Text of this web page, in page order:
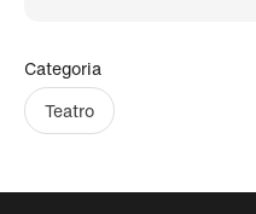
Categoria
Teatro